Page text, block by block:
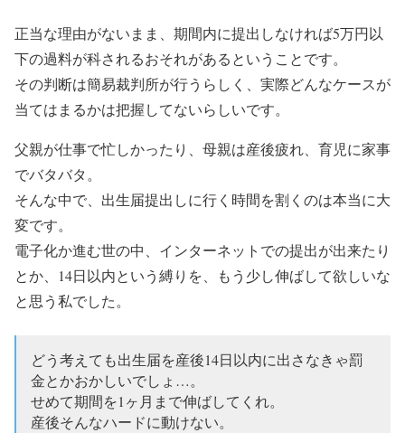
正当な理由がないまま、期間内に提出しなければ5万円以
下の過料が科されるおそれがあるということです。
その判断は簡易裁判所が行うらしく、実際どんなケースが
当てはまるかは把握してないらしいです。
父親が仕事で忙しかったり、母親は産後疲れ、育児に家事
でバタバタ。
そんな中で、出生届提出しに行く時間を割くのは本当に大
変です。
電子化か進む世の中、インターネットでの提出が出来たり
とか、14日以内という縛りを、もう少し伸ばして欲しいな
と思う私でした。
どう考えても出生届を産後14日以内に出さなきゃ罰
金とかおかしいでしょ…。
せめて期間を1ヶ月まで伸ばしてくれ。
産後そんなハードに動けない。